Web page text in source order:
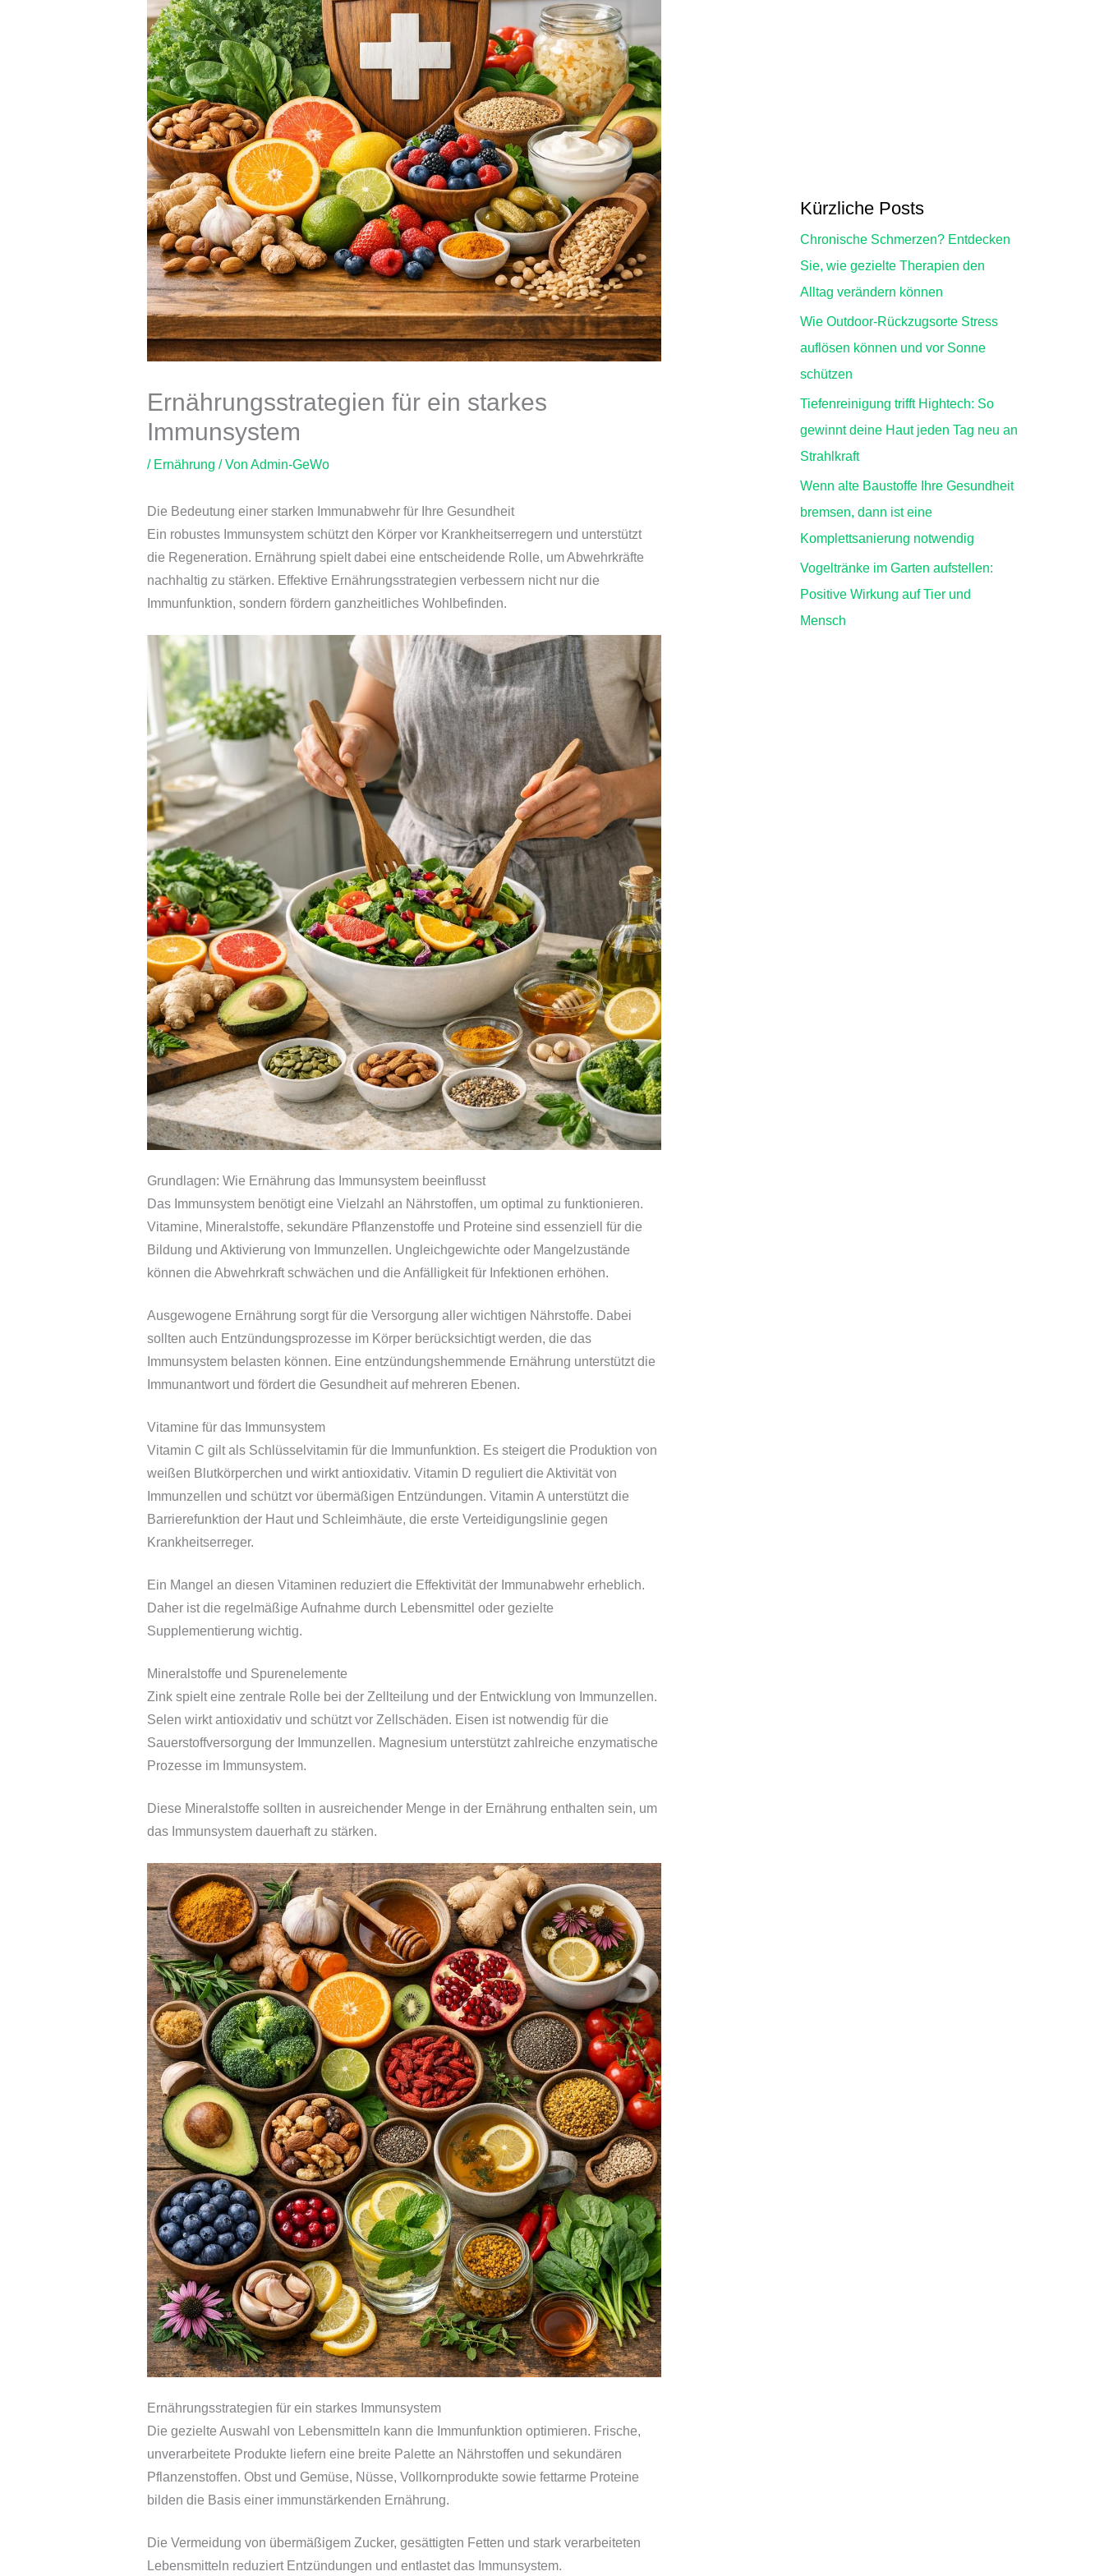
Ernährungsstrategien für ein starkes
Immunsystem
/ Ernährung / Von Admin-GeWo
Die Bedeutung einer starken Immunabwehr für Ihre Gesundheit
Ein robustes Immunsystem schützt den Körper vor Krankheitserregern und unterstützt
die Regeneration. Ernährung spielt dabei eine entscheidende Rolle, um Abwehrkräfte
nachhaltig zu stärken. Effektive Ernährungsstrategien verbessern nicht nur die
Immunfunktion, sondern fördern ganzheitliches Wohlbefinden.
Grundlagen: Wie Ernährung das Immunsystem beeinflusst
Das Immunsystem benötigt eine Vielzahl an Nährstoffen, um optimal zu funktionieren.
Vitamine, Mineralstoffe, sekundäre Pflanzenstoffe und Proteine sind essenziell für die
Bildung und Aktivierung von Immunzellen. Ungleichgewichte oder Mangelzustände
können die Abwehrkraft schwächen und die Anfälligkeit für Infektionen erhöhen.
Ausgewogene Ernährung sorgt für die Versorgung aller wichtigen Nährstoffe. Dabei
sollten auch Entzündungsprozesse im Körper berücksichtigt werden, die das
Immunsystem belasten können. Eine entzündungshemmende Ernährung unterstützt die
Immunantwort und fördert die Gesundheit auf mehreren Ebenen.
Vitamine für das Immunsystem
Vitamin C gilt als Schlüsselvitamin für die Immunfunktion. Es steigert die Produktion von
weißen Blutkörperchen und wirkt antioxidativ. Vitamin D reguliert die Aktivität von
Immunzellen und schützt vor übermäßigen Entzündungen. Vitamin A unterstützt die
Barrierefunktion der Haut und Schleimhäute, die erste Verteidigungslinie gegen
Krankheitserreger.
Ein Mangel an diesen Vitaminen reduziert die Effektivität der Immunabwehr erheblich.
Daher ist die regelmäßige Aufnahme durch Lebensmittel oder gezielte
Supplementierung wichtig.
Mineralstoffe und Spurenelemente
Zink spielt eine zentrale Rolle bei der Zellteilung und der Entwicklung von Immunzellen.
Selen wirkt antioxidativ und schützt vor Zellschäden. Eisen ist notwendig für die
Sauerstoffversorgung der Immunzellen. Magnesium unterstützt zahlreiche enzymatische
Prozesse im Immunsystem.
Diese Mineralstoffe sollten in ausreichender Menge in der Ernährung enthalten sein, um
das Immunsystem dauerhaft zu stärken.
Ernährungsstrategien für ein starkes Immunsystem
Die gezielte Auswahl von Lebensmitteln kann die Immunfunktion optimieren. Frische,
unverarbeitete Produkte liefern eine breite Palette an Nährstoffen und sekundären
Pflanzenstoffen. Obst und Gemüse, Nüsse, Vollkornprodukte sowie fettarme Proteine
bilden die Basis einer immunstärkenden Ernährung.
Die Vermeidung von übermäßigem Zucker, gesättigten Fetten und stark verarbeiteten
Lebensmitteln reduziert Entzündungen und entlastet das Immunsystem.
Kürzliche Posts
Chronische Schmerzen? Entdecken
Sie, wie gezielte Therapien den
Alltag verändern können
Wie Outdoor-Rückzugsorte Stress
auflösen können und vor Sonne
schützen
Tiefenreinigung trifft Hightech: So
gewinnt deine Haut jeden Tag neu an
Strahlkraft
Wenn alte Baustoffe Ihre Gesundheit
bremsen, dann ist eine
Komplettsanierung notwendig
Vogeltränke im Garten aufstellen:
Positive Wirkung auf Tier und
Mensch